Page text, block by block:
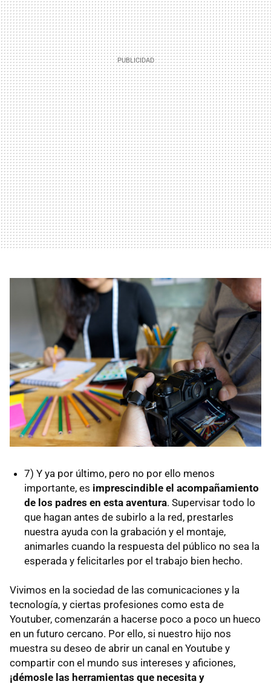
7) Y ya por último, pero no por ello menos
importante, es imprescindible el acompañamiento
de los padres en esta aventura. Supervisar todo lo
que hagan antes de subirlo a la red, prestarles
nuestra ayuda con la grabación y el montaje,
animarles cuando la respuesta del público no sea la
esperada y felicitarles por el trabajo bien hecho.
Vivimos en la sociedad de las comunicaciones y la
tecnología, y ciertas profesiones como esta de
Youtuber, comenzarán a hacerse poco a poco un hueco
en un futuro cercano. Por ello, si nuestro hijo nos
muestra su deseo de abrir un canal en Youtube y
compartir con el mundo sus intereses y aficiones,
¡démosle las herramientas que necesita y